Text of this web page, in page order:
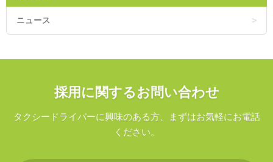
ニュース
採用に関するお問い合わせ
タクシードライバーに興味のある方、まずはお気軽にお電話
ください。